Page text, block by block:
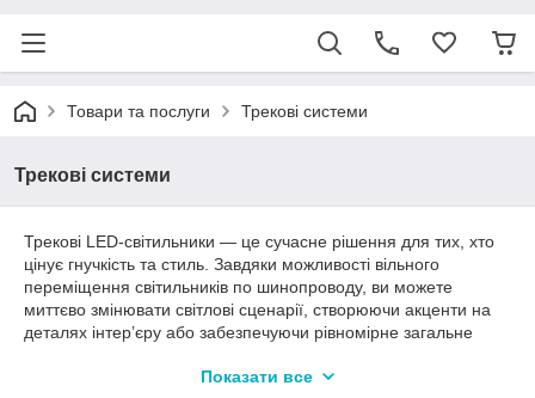
Товари та послуги Трекові системи
Трекові системи
Трекові LED-світильники — це сучасне рішення для тих, хто
цінує гнучкість та стиль. Завдяки можливості вільного
переміщення світильників по шинопроводу, ви можете
миттєво змінювати світлові сценарії, створюючи акценти на
деталях інтер’єру або забезпечуючи рівномірне загальне
Чому обирають наші системи:
Показати все